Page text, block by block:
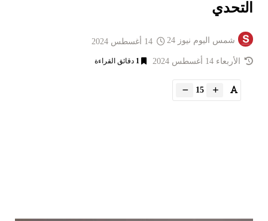
التحدي
شمس اليوم نيوز 24
الأربعاء 14 أغسطس 2024 1 دقائق القراءة
15